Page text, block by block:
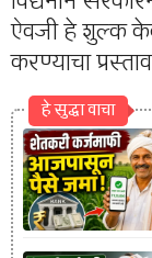
ऐवजी हे शुल्क
करण्याचा
हे सुद्धा वाचा